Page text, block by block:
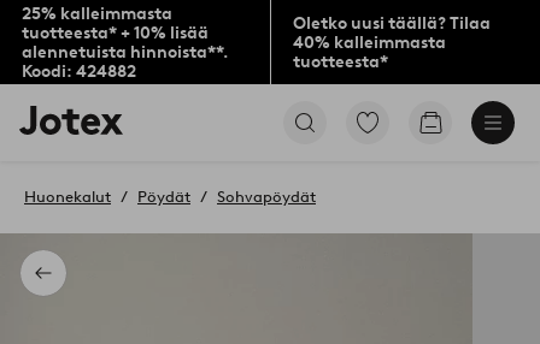
25% kalleimmasta
tuotteesta* + 10% lisää
alennetuista hinnoista**.
Koodi: 424882
Oletko uusi täällä? Tilaa
40% kalleimmasta
tuotteesta*
Jotex-
logo
aloitussivulle
Siirry
Siirry
Takaisin
Huonekalut Pöydät Sohvapöydät